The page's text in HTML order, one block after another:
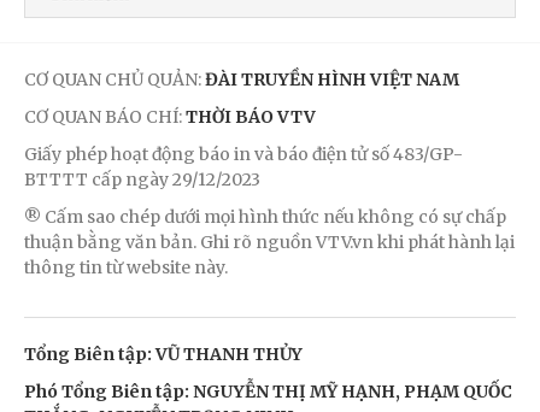
CƠ QUAN CHỦ QUẢN:ĐÀI TRUYỀN HÌNH VIỆT NAM
CƠ QUAN BÁO CHÍ:THỜI BÁO VTV
Giấy phép hoạt động báo in và báo điện tử số 483/GP-
BTTTT cấp ngày 29/12/2023
® Cấm sao chép dưới mọi hình thức nếu không có sự chấp
thuận bằng văn bản. Ghi rõ nguồn VTV.vn khi phát hành lại
thông tin từ website này.
Tổng Biên tập: VŨ THANH THỦY
Phó Tổng Biên tập: NGUYỄN THỊ MỸ HẠNH, PHẠM QUỐC